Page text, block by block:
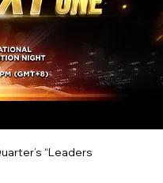
“Leaders